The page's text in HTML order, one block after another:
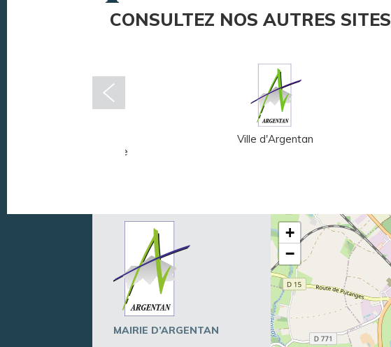
CONSULTEZ NOS AUTRES SITES
Léger - André Mare
Ville d'Argentan
MAIRIE D’ARGENTAN
+
−